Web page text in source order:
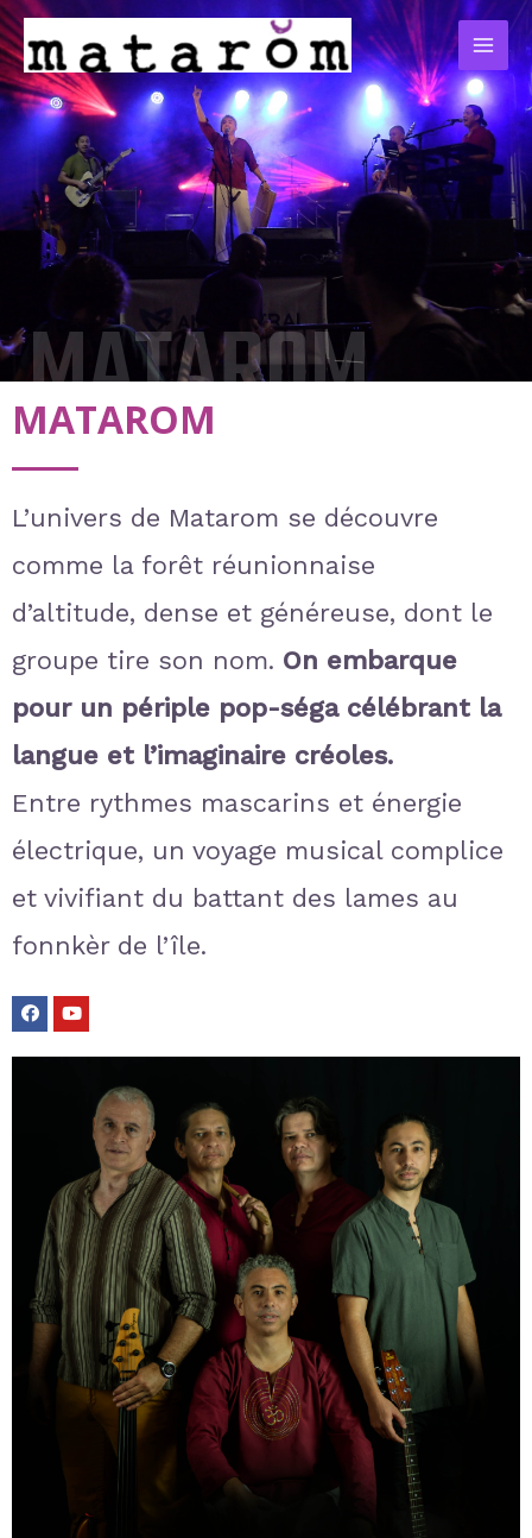
MATAROM
MATAROM
L’univers de Matarom se découvre
comme la forêt réunionnaise
d’altitude, dense et généreuse, dont le
groupe tire son nom. On embarque
pour un périple pop-séga célébrant la
langue et l’imaginaire créoles.
Entre rythmes mascarins et énergie
électrique, un voyage musical complice
et vivifiant du battant des lames au
fonnkèr de l’île.